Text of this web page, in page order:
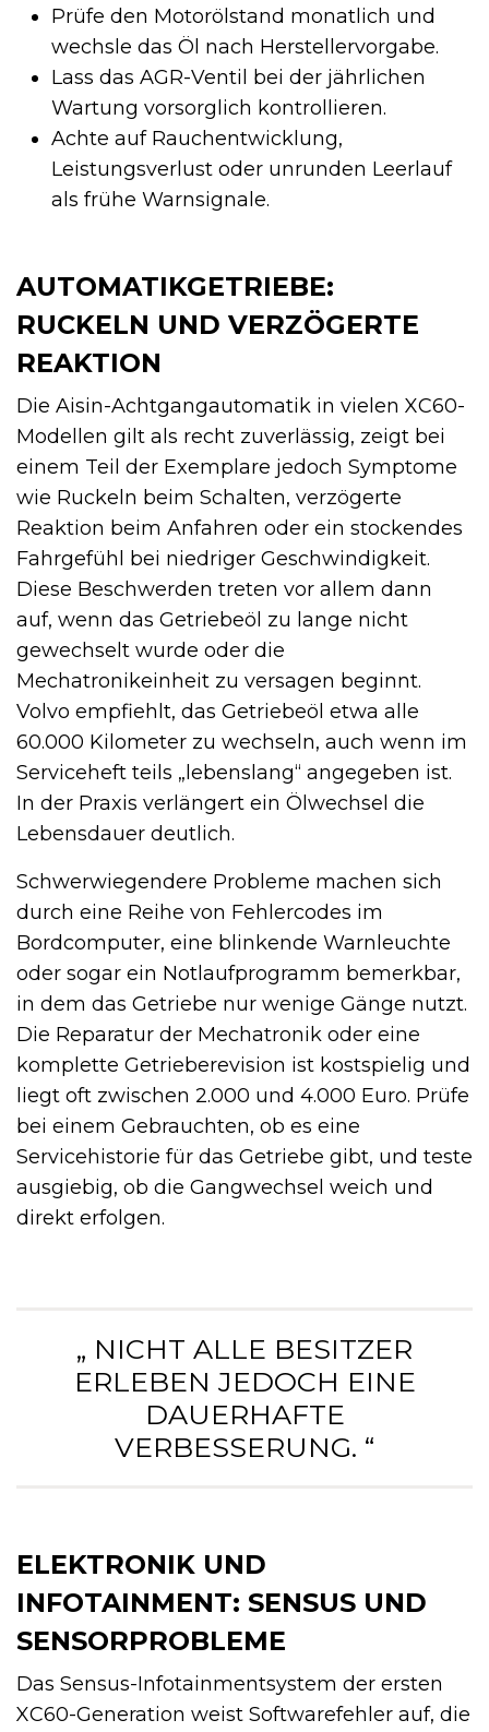
Prüfe den Motorölstand monatlich und
wechsle das Öl nach Herstellervorgabe.
Lass das AGR-Ventil bei der jährlichen
Wartung vorsorglich kontrollieren.
Achte auf Rauchentwicklung,
Leistungsverlust oder unrunden Leerlauf
als frühe Warnsignale.
AUTOMATIKGETRIEBE:
RUCKELN UND VERZÖGERTE
REAKTION
Die Aisin-Achtgangautomatik in vielen XC60-
Modellen gilt als recht zuverlässig, zeigt bei
einem Teil der Exemplare jedoch Symptome
wie Ruckeln beim Schalten, verzögerte
Reaktion beim Anfahren oder ein stockendes
Fahrgefühl bei niedriger Geschwindigkeit.
Diese Beschwerden treten vor allem dann
auf, wenn das Getriebeöl zu lange nicht
gewechselt wurde oder die
Mechatronikeinheit zu versagen beginnt.
Volvo empfiehlt, das Getriebeöl etwa alle
60.000 Kilometer zu wechseln, auch wenn im
Serviceheft teils „lebenslang“ angegeben ist.
In der Praxis verlängert ein Ölwechsel die
Lebensdauer deutlich.
Schwerwiegendere Probleme machen sich
durch eine Reihe von Fehlercodes im
Bordcomputer, eine blinkende Warnleuchte
oder sogar ein Notlaufprogramm bemerkbar,
in dem das Getriebe nur wenige Gänge nutzt.
Die Reparatur der Mechatronik oder eine
komplette Getrieberevision ist kostspielig und
liegt oft zwischen 2.000 und 4.000 Euro. Prüfe
bei einem Gebrauchten, ob es eine
Servicehistorie für das Getriebe gibt, und teste
ausgiebig, ob die Gangwechsel weich und
direkt erfolgen.
„ NICHT ALLE BESITZER
ERLEBEN JEDOCH EINE
DAUERHAFTE
VERBESSERUNG. “
ELEKTRONIK UND
INFOTAINMENT: SENSUS UND
SENSORPROBLEME
Das Sensus-Infotainmentsystem der ersten
XC60-Generation weist Softwarefehler auf, die